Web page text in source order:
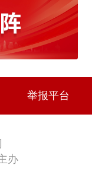
举报平台
办